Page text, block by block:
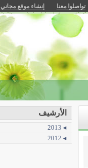
تواصلوا معنا إنشاء موقع مجاني
الأرشيف
◂ 2013
◂ 2012